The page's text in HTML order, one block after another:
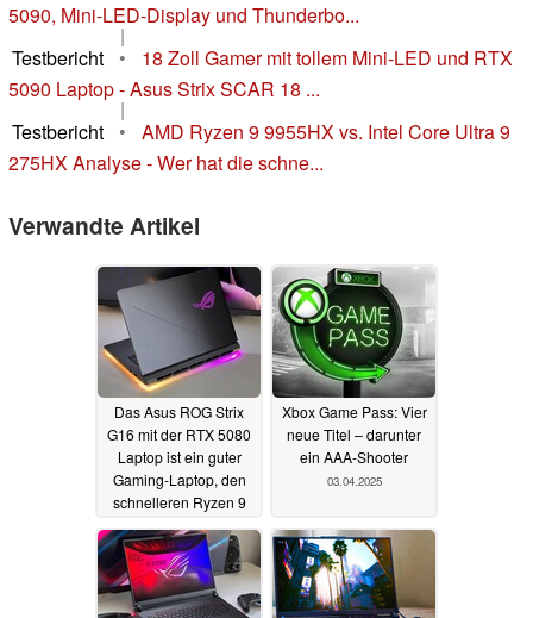
5090, Mini-LED-Display und Thunderbo...
|
Testbericht
•
18 Zoll Gamer mit tollem Mini-LED und RTX
5090 Laptop - Asus Strix SCAR 18 ...
|
Testbericht
•
AMD Ryzen 9 9955HX vs. Intel Core Ultra 9
275HX Analyse - Wer hat die schne...
Verwandte Artikel
Das Asus ROG Strix
G16 mit der RTX 5080
Laptop ist ein guter
Gaming-Laptop, den
schnelleren Ryzen 9
9955HX bekommt man
aber nur mit der RTX
5070 Ti Laptop
30.04.2025
Xbox Game Pass: Vier
neue Titel – darunter
ein AAA-Shooter
03.04.2025